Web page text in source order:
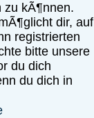
zu kÃ¶nnen.
dir, auf
registrierten
bitte unsere
du dich
du dich in